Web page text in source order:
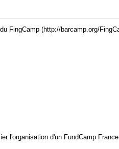
FingCamp
l'organisation d'un FundCamp France